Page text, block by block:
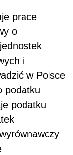
prace
o
i
w Polsce
podatku
podatku